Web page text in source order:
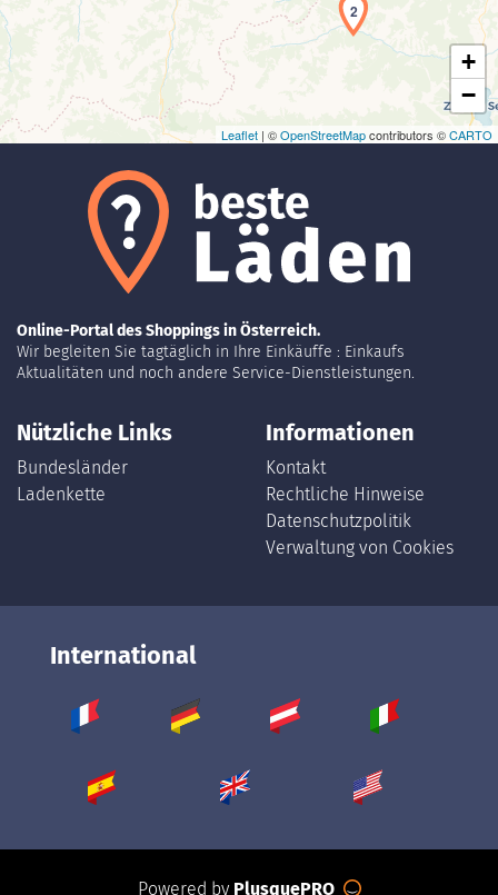
2
+
−
Leaflet | ©OpenStreetMapcontributors ©CARTO
Online-Portal des Shoppings in Österreich.
Wir begleiten Sie tagtäglich in Ihre Einkäuffe : Einkaufs
Aktualitäten und noch andere Service-Dienstleistungen.
Nützliche Links
Bundesländer
Ladenkette
Informationen
Kontakt
Rechtliche Hinweise
Datenschutzpolitik
Verwaltung von Cookies
International
Powered by PlusquePRO